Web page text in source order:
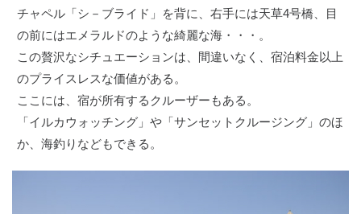
チャペル「シ－ブライド」を背に、右手には天草4号橋、目
の前にはエメラルドのような綺麗な海・・・。
この贅沢なシチュエーションは、間違いなく、宿泊料金以上
のプライスレスな価値がある。
ここには、宿が所有するクルーザーもある。
「イルカウォッチング」や「サンセットクルージング」のほ
か、海釣りなどもできる。